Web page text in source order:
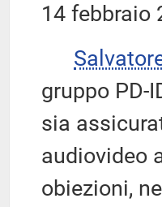
14 febbraio
gruppo PD-
sia
audiovideo
obiezioni,